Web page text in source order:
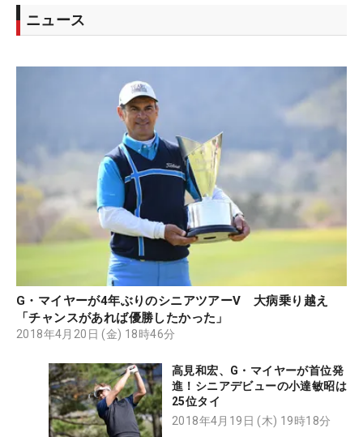
ニュース
G・マイヤーが4年ぶりのシニアツアーV 大病乗り越え
「チャンスがあれば優勝したかった」
2018年4月20日 (金) 18時46分
高見和宏、G・マイヤーが首位発
進！シニアデビューの小達敏昭は
25位タイ
2018年4月19日 (木) 19時18分